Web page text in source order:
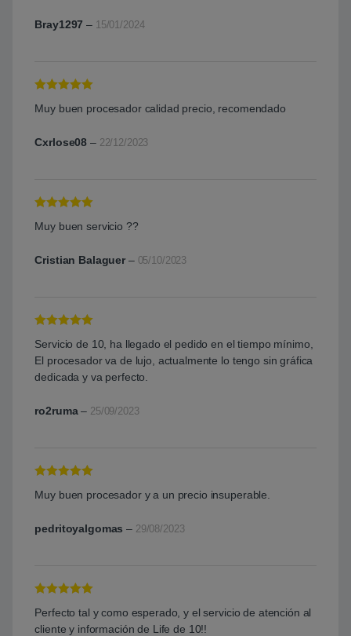
Bray1297 – 15/01/2024
5de 5
Muy buen procesador calidad precio, recomendado
Cxrlose08 – 22/12/2023
5de 5
Muy buen servicio ??
Cristian Balaguer – 05/10/2023
5de 5
Servicio de 10, ha llegado el pedido en el tiempo mínimo,
El procesador va de lujo, actualmente lo tengo sin gráfica
dedicada y va perfecto.
ro2ruma– 25/09/2023
5de 5
Muy buen procesador y a un precio insuperable.
pedritoyalgomas – 29/08/2023
5de 5
Perfecto tal y como esperado, y el servicio de atención al
cliente y información de Life de 10!!